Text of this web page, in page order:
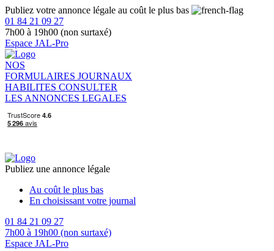
Publiez votre annonce légale au coût le plus bas
01 84 21 09 27
7h00 à 19h00 (non surtaxé)
Espace JAL-Pro
NOS
FORMULAIRES JOURNAUX
HABILITES CONSULTER
LES ANNONCES LEGALES
Publiez une annonce légale
Au coût le plus bas
En choisissant votre journal
01 84 21 09 27
7h00 à 19h00 (non surtaxé)
Espace JAL-Pro